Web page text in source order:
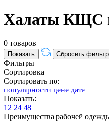
Халаты КЩС
0 товаров
Фильтры
Сортировка
Сортировать по:
популярности цене дате
Показать:
12 24 48
Преимущества рабочей